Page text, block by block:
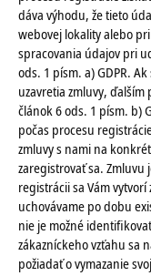
dáva výhodu, že tieto
webovej lokality alebo
spracovania údajov pri
ods. 1 písm. a) GDPR.
uzavretia zmluvy,
článok 6 ods. 1 písm. b)
počas procesu
zmluvy s nami na
zaregistrovať sa. Zmluvu
registrácii sa Vám
uchovávame po dobu
nie je možné
zákazníckeho vzťahu sa
požiadať o vymazanie